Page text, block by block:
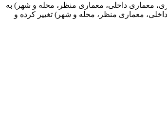
۱۴۰۱ . پانزدهمین دوره جایزه معماری ایران ( معماری، معماری داخلی، معماری منظر، محله و شهر) به
معماری داخلی، معماری منظر، محله و شهر) تغییر کرده و